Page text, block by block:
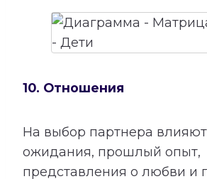
10. Отношения
На выбор партнера
ожидания, прошлый опыт,
представления о любви и